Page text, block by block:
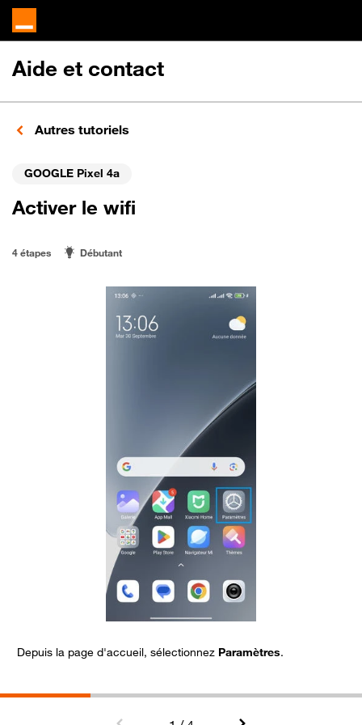
Aide et contact
Autres tutoriels
GOOGLE Pixel 4a
Activer le wifi
4 étapes Débutant
Depuis la page d'accueil, sélectionnez Paramètres.